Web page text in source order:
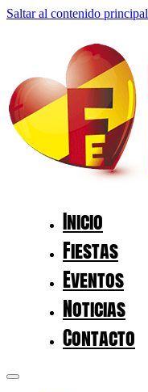
Saltar al contenido principal
Inicio
Fiestas
Eventos
Noticias
Contacto